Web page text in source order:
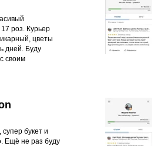
роз. Курьер
цветы
дней. Буду
своим
букет и
Ещё не раз буду